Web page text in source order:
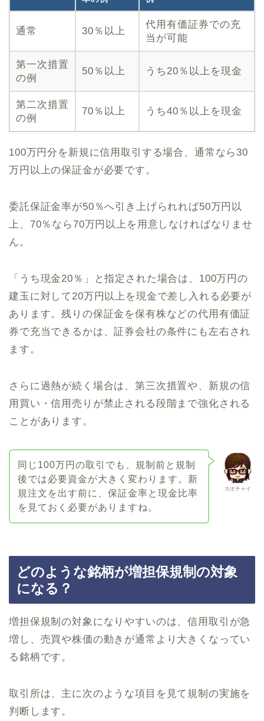
通常 30％以上
代用有価証券での充
当が可能
第一次措置
の例
50％以上 うち20％以上を現金
第二次措置
の例
70％以上 うち40％以上を現金
100万円分を新規に信用取引する場合、通常なら30
万円以上の保証金が必要です。
委託保証金率が50％へ引き上げられれば50万円以
上、70％なら70万円以上を用意しなければなりませ
ん。
「うち現金20％」と指定された場合は、100万円の
建玉に対して20万円以上を現金で差し入れる必要が
あります。残りの保証金を保有株などの代用有価証
券で充当できるかは、証券会社の条件にも左右され
ます。
さらに過熱が続く場合は、第三次措置や、新規の信
用買い・信用売りが禁止される段階まで強化される
ことがあります。
カオチャイ
同じ100万円の取引でも、規制前と規制
後では必要資金が大きく変わります。新
規注文を出す前に、保証金率と現金比率
を見ておく必要がありますね。
どのような銘柄が増担保規制の対象
になる？
増担保規制の対象になりやすいのは、信用取引が急
増し、売買や株価の動きが通常より大きくなってい
る銘柄です。
取引所は、主に次のような項目を見て規制の実施を
判断します。